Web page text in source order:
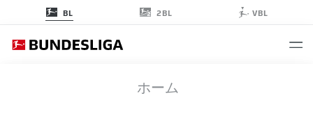
BL 2BL VBL
ホーム
SVD FCH